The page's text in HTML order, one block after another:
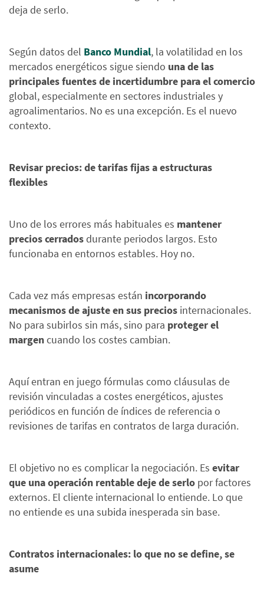
deja de serlo.
Según datos del Banco Mundial, la volatilidad en los
mercados energéticos sigue siendo una de las
principales fuentes de incertidumbre para el comercio
global, especialmente en sectores industriales y
agroalimentarios. No es una excepción. Es el nuevo
contexto.
Revisar precios: de tarifas fijas a estructuras
flexibles
Uno de los errores más habituales es mantener
precios cerradosdurante periodos largos. Esto
funcionaba en entornos estables. Hoy no.
Cada vez más empresas están incorporando
mecanismos de ajuste en sus precios internacionales.
No para subirlos sin más, sino para proteger el
margencuando los costes cambian.
Aquí entran en juego fórmulas como cláusulas de
revisión vinculadas a costes energéticos, ajustes
periódicos en función de índices de referencia o
revisiones de tarifas en contratos de larga duración.
El objetivo no es complicar la negociación. Es evitar
que una operación rentable deje de serlo por factores
externos. El cliente internacional lo entiende. Lo que
no entiende es una subida inesperada sin base.
Contratos internacionales: lo que no se define, se
asume